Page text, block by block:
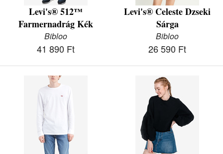
Levi's® 512™
Farmernadrág Kék
Bibloo
41 890 Ft
Levi's® Celeste Dzseki
Sárga
Bibloo
26 590 Ft